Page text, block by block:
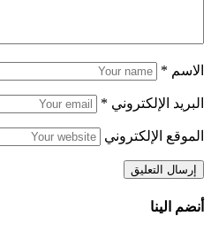
الاسم *
البريد الإلكتروني *
الموقع الإلكتروني
أنضم الينا